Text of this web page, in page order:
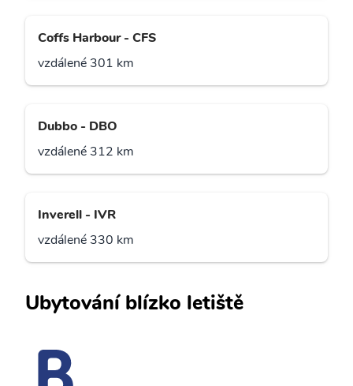
Coffs Harbour - CFS
vzdálené 301 km
Dubbo - DBO
vzdálené 312 km
Inverell - IVR
vzdálené 330 km
Ubytování blízko letiště